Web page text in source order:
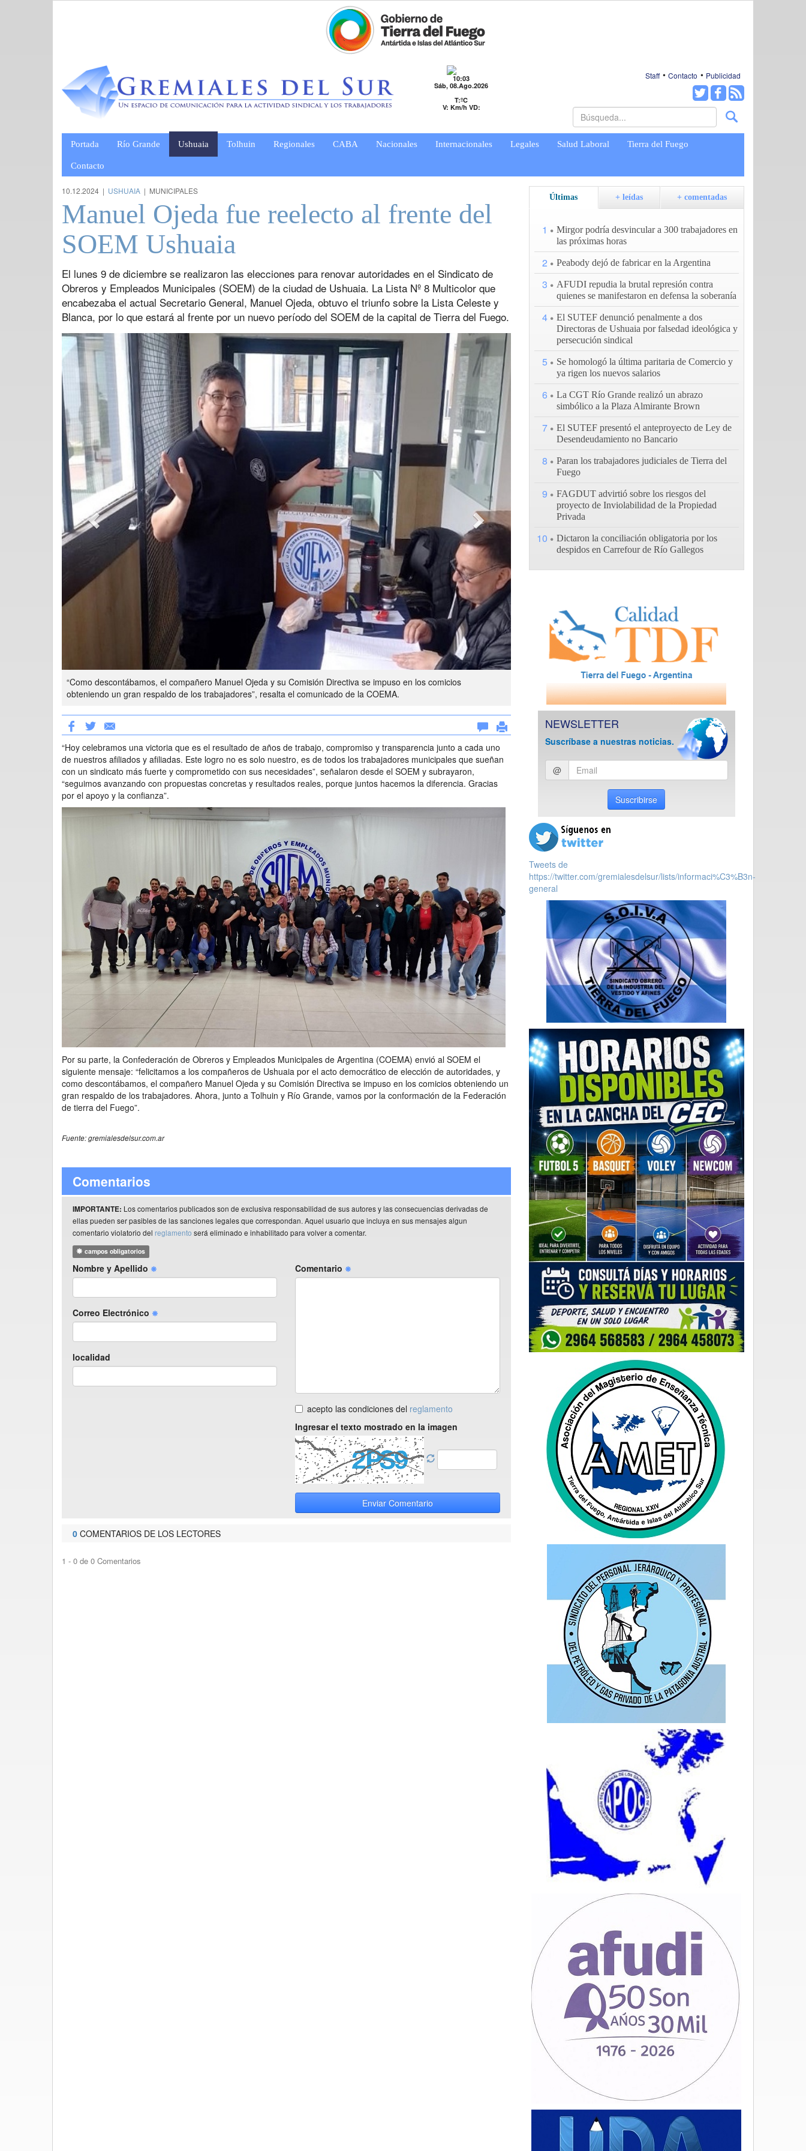
10:03
Sáb, 08.Ago.2026
T:ºC
V: Km/h VD:
Staff Contacto Publicidad
Portada Río Grande Ushuaia Tolhuin Regionales CABA Nacionales Internacionales Legales Salud Laboral Tierra del Fuego
Contacto
10.12.2024 | USHUAIA | MUNICIPALES
Manuel Ojeda fue reelecto al frente del
SOEM Ushuaia
El lunes 9 de diciembre se realizaron las elecciones para renovar autoridades en el Sindicato de
Obreros y Empleados Municipales (SOEM) de la ciudad de Ushuaia. La Lista Nº 8 Multicolor que
encabezaba el actual Secretario General, Manuel Ojeda, obtuvo el triunfo sobre la Lista Celeste y
Blanca, por lo que estará al frente por un nuevo período del SOEM de la capital de Tierra del Fuego.
“Como descontábamos, el compañero Manuel Ojeda y su Comisión Directiva se impuso en los comicios
obteniendo un gran respaldo de los trabajadores”, resalta el comunicado de la COEMA.
Previous Next
“Hoy celebramos una victoria que es el resultado de años de trabajo, compromiso y transparencia junto a cada uno
de nuestros afiliados y afiliadas. Este logro no es solo nuestro, es de todos los trabajadores municipales que sueñan
con un sindicato más fuerte y comprometido con sus necesidades”, señalaron desde el SOEM y subrayaron,
“seguimos avanzando con propuestas concretas y resultados reales, porque juntos hacemos la diferencia. Gracias
por el apoyo y la confianza”.
Por su parte, la Confederación de Obreros y Empleados Municipales de Argentina (COEMA) envió al SOEM el
siguiente mensaje: “felicitamos a los compañeros de Ushuaia por el acto democrático de elección de autoridades, y
como descontábamos, el compañero Manuel Ojeda y su Comisión Directiva se impuso en los comicios obteniendo un
gran respaldo de los trabajadores. Ahora, junto a Tolhuin y Río Grande, vamos por la conformación de la Federación
de tierra del Fuego”.
Fuente: gremialesdelsur.com.ar
Comentarios
IMPORTANTE: Los comentarios publicados son de exclusiva responsabilidad de sus autores y las consecuencias derivadas de
ellas pueden ser pasibles de las sanciones legales que correspondan. Aquel usuario que incluya en sus mensajes algun
comentario violatorio del reglamento será eliminado e inhabilitado para volver a comentar.
campos obligatorios
Nombre y Apellido
Correo Electrónico
localidad
Comentario
acepto las condiciones del reglamento
Ingresar el texto mostrado en la imagen
Enviar Comentario
0 COMENTARIOS DE LOS LECTORES
1 - 0 de 0 Comentarios
Últimas + leídas + comentadas
1
Mirgor podría desvincular a 300 trabajadores en
las próximas horas
2 Peabody dejó de fabricar en la Argentina
3
AFUDI repudia la brutal represión contra
quienes se manifestaron en defensa la soberanía
4
El SUTEF denunció penalmente a dos
Directoras de Ushuaia por falsedad ideológica y
persecución sindical
5
Se homologó la última paritaria de Comercio y
ya rigen los nuevos salarios
6
La CGT Río Grande realizó un abrazo
simbólico a la Plaza Almirante Brown
7
El SUTEF presentó el anteproyecto de Ley de
Desendeudamiento no Bancario
8
Paran los trabajadores judiciales de Tierra del
Fuego
9
FAGDUT advirtió sobre los riesgos del
proyecto de Inviolabilidad de la Propiedad
Privada
10
Dictaron la conciliación obligatoria por los
despidos en Carrefour de Río Gallegos
NEWSLETTER
Suscríbase a nuestras noticias.
Ingresar
email
@
Suscribirse
Tweets de
https://twitter.com/gremialesdelsur/lists/informaci%C3%B3n-
general